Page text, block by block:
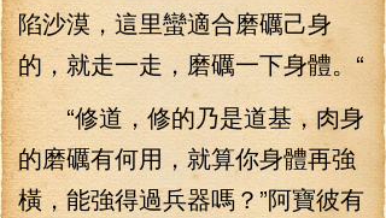
陷沙漠，這里蠻適合磨礪己身
的，就走一走，磨礪一下身體。“
“修道，修的乃是道基，肉身
的磨礪有何用，就算你身體再強
橫，能強得過兵器嗎？”阿寶彼有